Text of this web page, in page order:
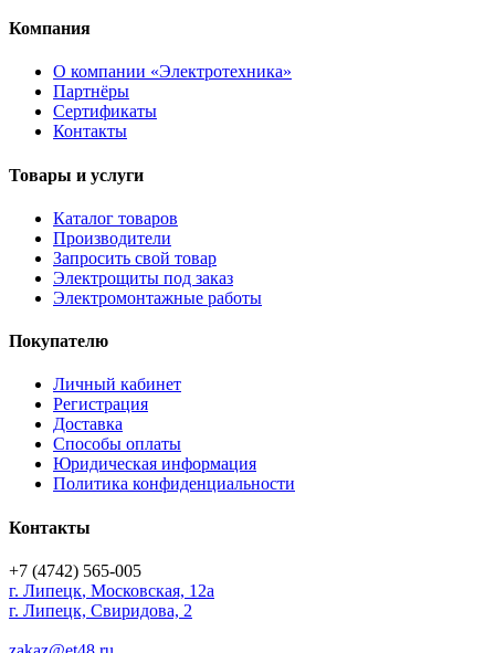
Компания
О компании «Электротехника»
Партнёры
Сертификаты
Контакты
Товары и услуги
Каталог товаров
Производители
Запросить свой товар
Электрощиты под заказ
Электромонтажные работы
Покупателю
Личный кабинет
Регистрация
Доставка
Способы оплаты
Юридическая информация
Политика конфиденциальности
Контакты
+7 (4742) 565-005
г. Липецк, Московская, 12а
г. Липецк, Свиридова, 2